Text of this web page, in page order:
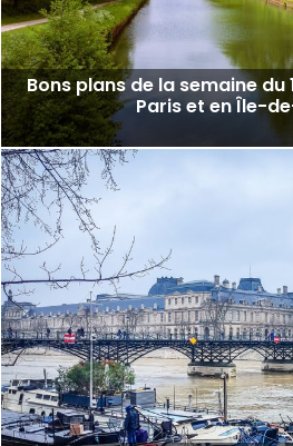
Bons plans de la semaine du
Paris et en Île-